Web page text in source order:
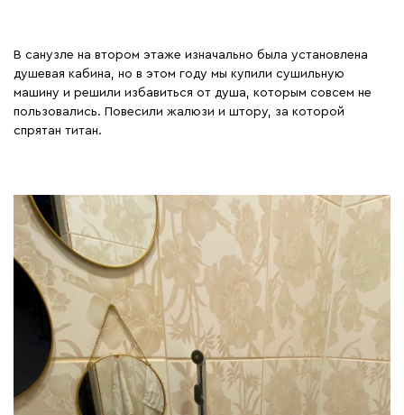
В санузле на втором этаже изначально была установлена
душевая кабина, но в этом году мы купили сушильную
машину и решили избавиться от душа, которым совсем не
пользовались. Повесили жалюзи и штору, за которой
спрятан титан.